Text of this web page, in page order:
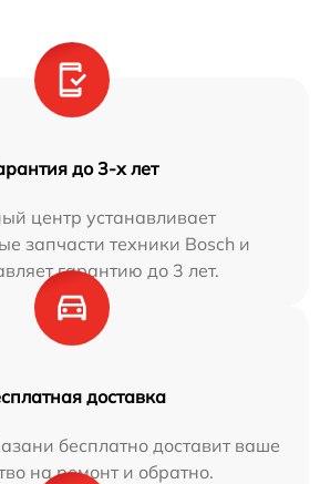
до 3-х лет
центр устанавливает
запчасти техники Bosch и
гарантию до 3 лет.
доставка
бесплатно доставит ваше
на ремонт и обратно.